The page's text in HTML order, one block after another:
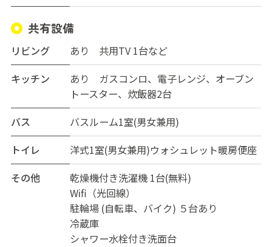
共有設備
リビング
あり 共用TV 1台など
キッチン
あり ガスコンロ、電子レンジ、オーブン
トースター、炊飯器2台
バス
バスルーム1室(男女兼用)
トイレ
洋式1室(男女兼用)ウォシュレット暖房便座
その他
乾燥機付き洗濯機 1台(無料)
Wifi（光回線）
駐輪場 (自転車、バイク) ５台あり
冷蔵庫
シャワー水栓付き洗面台